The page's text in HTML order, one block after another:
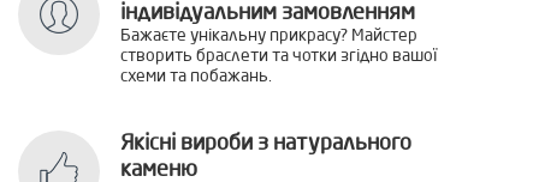
індивідуальним замовленням
Бажаєте унікальну прикрасу? Майстер
створить браслети та чотки згідно вашої
схеми та побажань.
Якісні вироби з натурального
каменю